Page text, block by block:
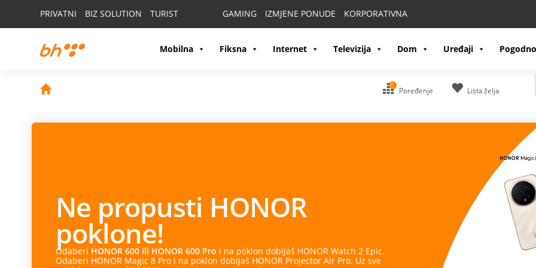
PRIVATNI BIZ SOLUTION TURIST GAMING IZMJENE PONUDE KORPORATIVNA
Mobilna Fiksna Internet Televizija Dom Uređaji
0
Poređenje Lista želja
Ne propusti HONOR
poklone!
Odaberi HONOR 600 ili HONOR 600 Pro i na poklon dobijaš HONOR Watch 2 Epic.
Odaberi HONOR Magic 8 Pro i na poklon dobijaš HONOR Projector Air Pro. Uz sve